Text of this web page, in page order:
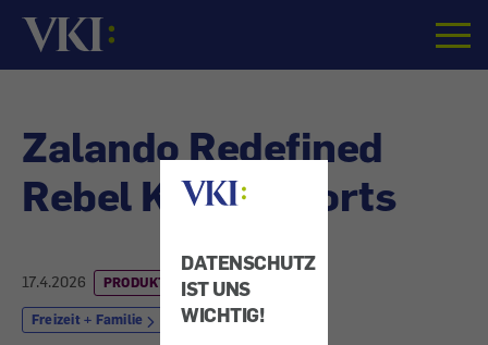
DATENSCHUTZ
IST UNS
WICHTIG!
Startseite
Zalando Redefined
Rebel Kindershorts
17.4.2026 PRODUKTRÜCKRUF
Freizeit + Familie